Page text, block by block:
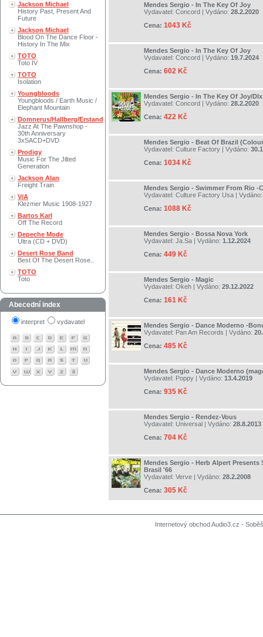
Jackson Michael
History Past, Present And
Future
Jackson Michael
Blood On The Dance Floor -
History In The Mix
TOTO
Toto IV
TOTO
Isolation
Youngbloods
Youngbloods / Earth Music /
Elephant Mountain
Domnerus/Hallberg/Erstand
Jazz At The Pawnshop -
30th Anniversary
3xSACD+DVD
Prodigy
Music For The Jilted
Generation
Jackson Alan
Freight Train
V/A
Klezmer Music 1908-1927
Bartos Karl
Off The Record
Depeche Mode
Ultra (CD + DVD)
Desert Rose Band
Best Of The Desert Rose..
TOTO
Toto
Abecední index
interpret vydavatel
Mendes Sergio - In The Key Of Joy
Vydavatel: Concord | Vydáno: 28.2.2020
Cena: 1043 Kč
Mendes Sergio - In The Key Of Joy
Vydavatel: Concord | Vydáno: 19.7.2024
Cena: 602 Kč
Mendes Sergio - In The Key Of Joy/Dlx
Vydavatel: Concord | Vydáno: 28.2.2020
Cena: 422 Kč
Mendes Sergio - Beat Of Brazil
Vydavatel: Culture Factory | Vydáno:
Cena: 1034 Kč
Mendes Sergio - Swimmer From Rio -
Vydavatel: Culture Factory Usa |
Cena: 1088 Kč
Mendes Sergio - Bossa Nova York
Vydavatel: Ja.Sa | Vydáno: 1.12.2024
Cena: 449 Kč
Mendes Sergio - Magic
Vydavatel: Okeh | Vydáno: 29.12.2022
Cena: 161 Kč
Mendes Sergio - Dance Moderno -
Vydavatel: Pan Am Records | Vydáno:
Cena: 485 Kč
Mendes Sergio - Dance Moderno
Vydavatel: Poppy | Vydáno: 13.4.2019
Cena: 935 Kč
Mendes Sergio - Rendez-Vous
Vydavatel: Universal | Vydáno: 28.8.2013
Cena: 704 Kč
Mendes Sergio - Herb Alpert Presents
Brasil '66
Vydavatel: Verve | Vydáno: 28.2.2008
Cena: 305 Kč
Internetový obchod Audio3.cz -